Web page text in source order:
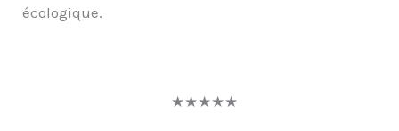
écologique.
★★★★★